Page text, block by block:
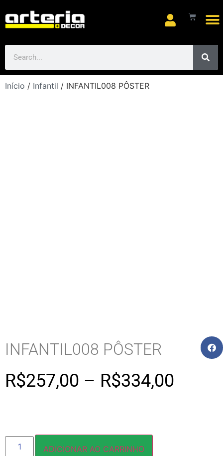
Início / Infantil / INFANTIL008 PÔSTER
INFANTIL008 PÔSTER
R$257,00 – R$334,00
ADICIONAR AO CARRINHO